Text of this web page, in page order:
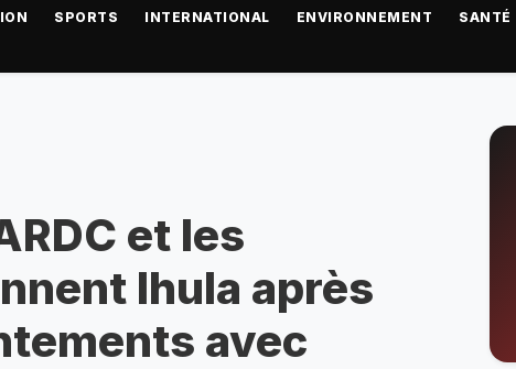
SPORTS INTERNATIONAL ENVIRONNEMENT SANTÉ
et les
Ihula après
avec